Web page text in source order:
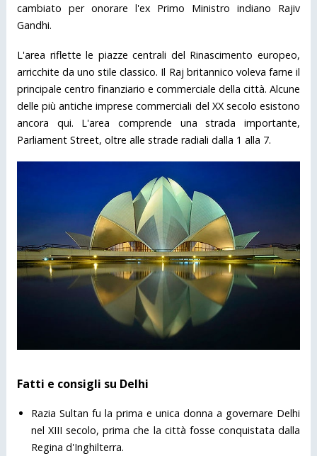
cambiato per onorare l'ex Primo Ministro indiano Rajiv
Gandhi.
L'area riflette le piazze centrali del Rinascimento europeo,
arricchite da uno stile classico. Il Raj britannico voleva farne il
principale centro finanziario e commerciale della città. Alcune
delle più antiche imprese commerciali del XX secolo esistono
ancora qui. L'area comprende una strada importante,
Parliament Street, oltre alle strade radiali dalla 1 alla 7.
Fatti e consigli su Delhi
Razia Sultan fu la prima e unica donna a governare Delhi
nel XIII secolo, prima che la città fosse conquistata dalla
Regina d'Inghilterra.